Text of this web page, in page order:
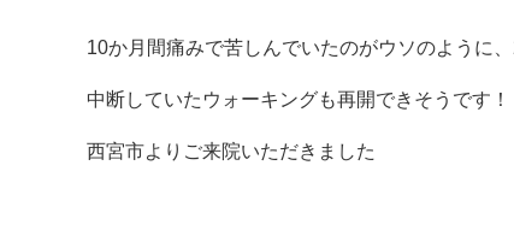
10か月間痛みで苦しんでいたのがウソのように
中断していたウォーキングも再開できそうです！
西宮市よりご来院いただきました